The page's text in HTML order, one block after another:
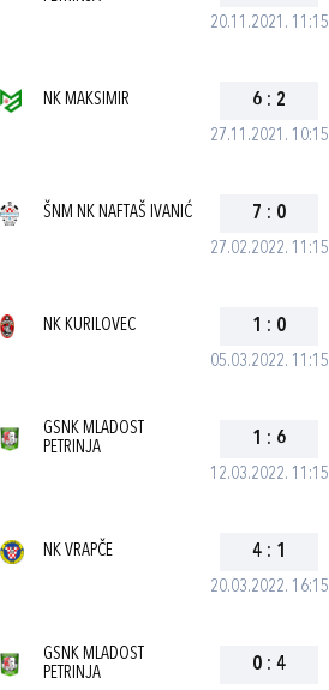
20.11.2021. 11:15
27.11.2021. 10:15
NK MAKSIMIR 6 : 2
27.02.2022. 11:15
ŠNM NK NAFTAŠ IVANIĆ 7 : 0
05.03.2022. 11:15
NK KURILOVEC 1 : 0
12.03.2022. 11:15
GSNK MLADOST
PETRINJA
1 : 6
20.03.2022. 16:15
NK VRAPČE 4 : 1
GSNK MLADOST
PETRINJA
0 : 4